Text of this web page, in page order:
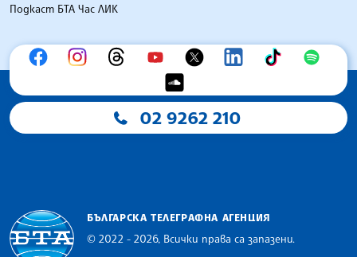
Подкаст БТА Час ЛИК
02 9262 210
БЪЛГАРСКА ТЕЛЕГРАФНА АГЕНЦИЯ
© 2022 - 2026, Всички права са запазени.